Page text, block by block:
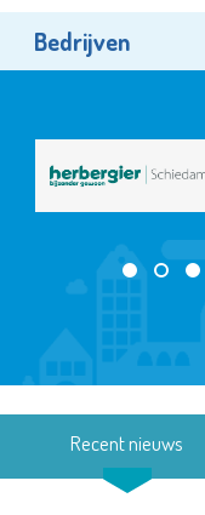
Bedrijven
Recent nieuws